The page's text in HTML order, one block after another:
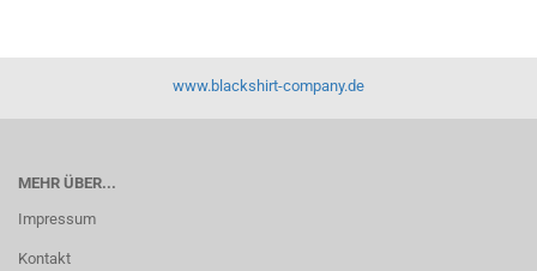
www.blackshirt-company.de
MEHR ÜBER...
Impressum
Kontakt